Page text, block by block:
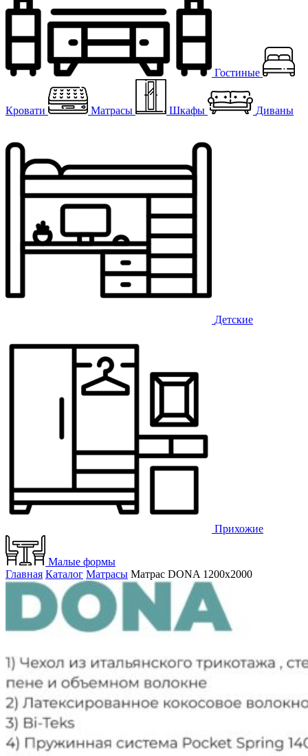
Гостиные
Кровати Матрасы Шкафы Диваны
Детские
Прихожие
Малые формы
Главная Каталог Матрасы Матрас DONA 1200х2000